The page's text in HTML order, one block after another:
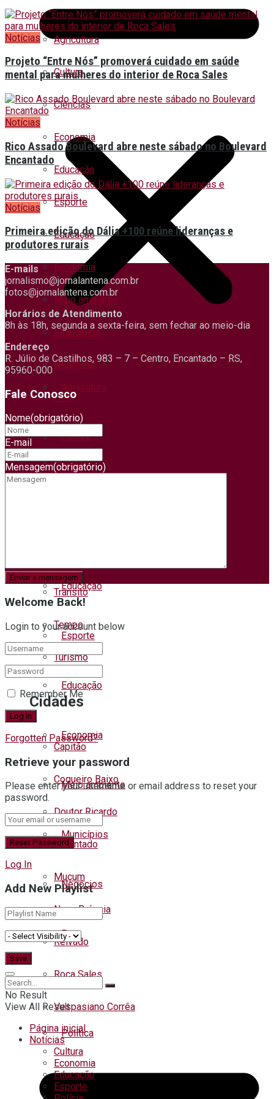
Agricultura
Cultura
Educação
Esporte
Educação
Economia
Meio ambiente
Municípios
Negócios
Pets
Política
Regional
Agricultura
Cultura
Ciências
Economia
Educação
Esporte
Educação
Economia
Meio ambiente
Municípios
Negócios
Pets
Política
Trânsito
Tempo
Turismo
Cidades
Capitão
Coqueiro Baixo
Doutor Ricardo
Encantado
Muçum
Nova Bréscia
Relvado
Roca Sales
Vespasiano Corrêa
Notícias
Projeto “Entre Nós” promoverá cuidado em saúde
mental para mulheres do interior de Roca Sales
Notícias
Rico Assado Boulevard abre neste sábado no Boulevard
Encantado
Notícias
Primeira edição do Dália +100 reúne lideranças e
produtores rurais
E-mails
jornalismo@jornalantena.com.br
fotos@jornalantena.com.br
Horários de Atendimento
8h às 18h, segunda a sexta-feira, sem fechar ao meio-dia
Endereço
R. Júlio de Castilhos, 983 – 7 – Centro, Encantado – RS,
95960-000
Fale Conosco
Nome(obrigatório)
E-mail
Mensagem(obrigatório)
Welcome Back!
Login to your account below
Remember Me
Forgotten Password?
Retrieve your password
Please enter your username or email address to reset your
password.
Log In
Add New Playlist
No Result
View All Result
Página inicial
Notícias
Cultura
Economia
Educação
Esporte